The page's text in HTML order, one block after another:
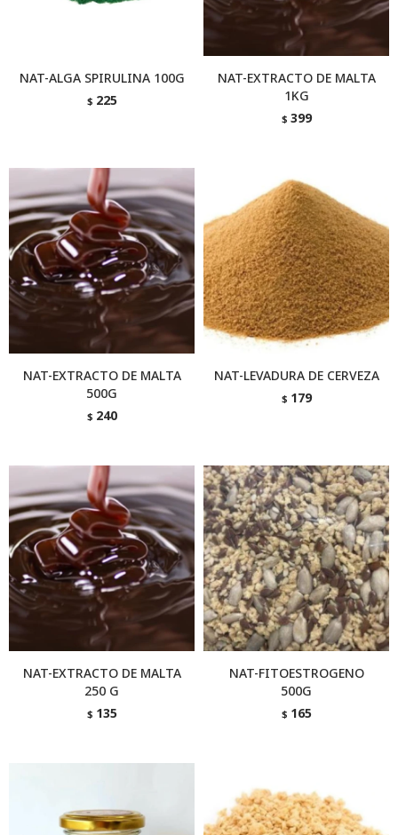
NAT-ALGA SPIRULINA 100G
$ 225
NAT-EXTRACTO DE MALTA
1KG
$ 399
NAT-EXTRACTO DE MALTA
500G
$ 240
NAT-LEVADURA DE CERVEZA
$ 179
NAT-EXTRACTO DE MALTA
250 G
$ 135
NAT-FITOESTROGENO
500G
$ 165